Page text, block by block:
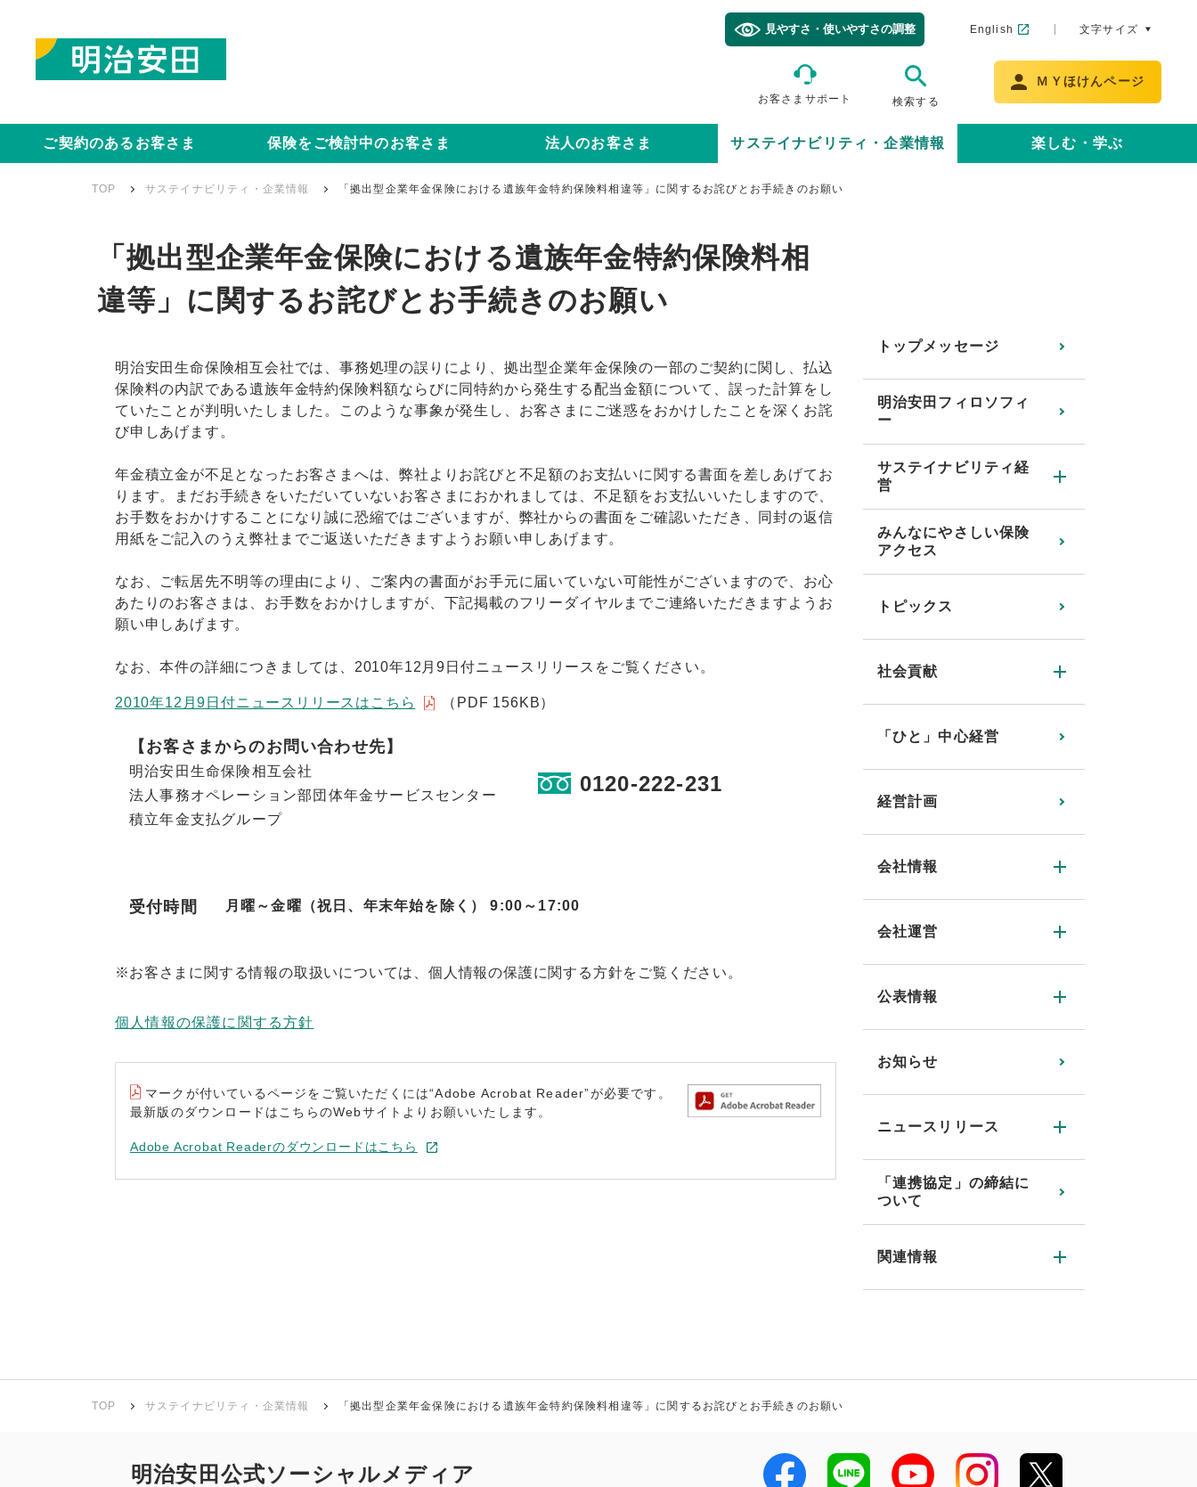
見やすさ・使いやすさの調整 English 文字サイズ
お客さまサポート 検索する
ＭＹほけんページ
ご契約のあるお客さま 保険をご検討中のお客さま 法人のお客さま サステイナビリティ・企業情報 楽しむ・学ぶ
TOP サステイナビリティ・企業情報 「拠出型企業年金保険における遺族年金特約保険料相違等」に関するお詫びとお手続きのお願い
「拠出型企業年金保険における遺族年金特約保険料相
違等」に関するお詫びとお手続きのお願い
明治安田生命保険相互会社では、事務処理の誤りにより、拠出型企業年金保険の一部のご契約に関し、払込
保険料の内訳である遺族年金特約保険料額ならびに同特約から発生する配当金額について、誤った計算をし
ていたことが判明いたしました。このような事象が発生し、お客さまにご迷惑をおかけしたことを深くお詫
び申しあげます。
年金積立金が不足となったお客さまへは、弊社よりお詫びと不足額のお支払いに関する書面を差しあげてお
ります。まだお手続きをいただいていないお客さまにおかれましては、不足額をお支払いいたしますので、
お手数をおかけすることになり誠に恐縮ではございますが、弊社からの書面をご確認いただき、同封の返信
用紙をご記入のうえ弊社までご返送いただきますようお願い申しあげます。
なお、ご転居先不明等の理由により、ご案内の書面がお手元に届いていない可能性がございますので、お心
あたりのお客さまは、お手数をおかけしますが、下記掲載のフリーダイヤルまでご連絡いただきますようお
願い申しあげます。
なお、本件の詳細につきましては、2010年12月9日付ニュースリリースをご覧ください。
2010年12月9日付ニュースリリースはこちら （PDF 156KB）
【お客さまからのお問い合わせ先】
明治安田生命保険相互会社
法人事務オペレーション部団体年金サービスセンター
積立年金支払グループ
0120-222-231
受付時間 月曜～金曜（祝日、年末年始を除く） 9:00～17:00
※お客さまに関する情報の取扱いについては、個人情報の保護に関する方針をご覧ください。
個人情報の保護に関する方針
マークが付いているページをご覧いただくには“Adobe Acrobat Reader”が必要です。
最新版のダウンロードはこちらのWebサイトよりお願いいたします。
Adobe Acrobat Readerのダウンロードはこちら
トップメッセージ
明治安田フィロソフィ
ー
サステイナビリティ経
営
みんなにやさしい保険
アクセス
トピックス
社会貢献
「ひと」中心経営
経営計画
会社情報
会社運営
公表情報
お知らせ
ニュースリリース
「連携協定」の締結に
ついて
関連情報
TOP サステイナビリティ・企業情報 「拠出型企業年金保険における遺族年金特約保険料相違等」に関するお詫びとお手続きのお願い
明治安田公式ソーシャルメディア